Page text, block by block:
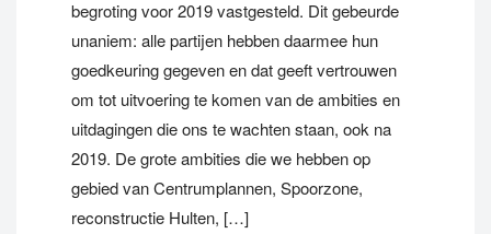
begroting voor 2019 vastgesteld. Dit gebeurde
unaniem: alle partijen hebben daarmee hun
goedkeuring gegeven en dat geeft vertrouwen
om tot uitvoering te komen van de ambities en
uitdagingen die ons te wachten staan, ook na
2019. De grote ambities die we hebben op
gebied van Centrumplannen, Spoorzone,
reconstructie Hulten, […]